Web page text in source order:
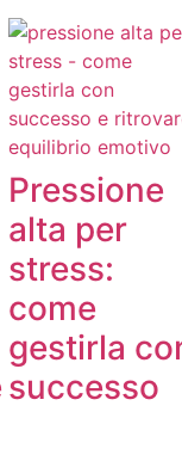
Pressione
alta per
stress:
come
gestirla
successo